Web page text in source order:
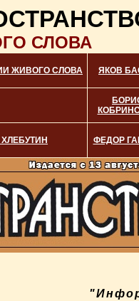
СЛОВА
ЖИВОГО СЛОВА ЯКОВ
ФЕДОР